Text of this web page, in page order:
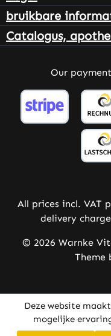
bruikbare
Catalogus,
Our
All prices incl. VAT
delivery
© 2026 Warnke
Theme
Deze website
mogelijke